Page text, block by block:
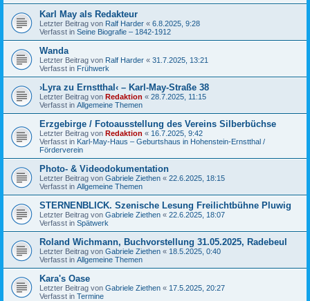
Karl May als Redakteur
Letzter Beitrag von Ralf Harder « 6.8.2025, 9:28
Verfasst in Seine Biografie – 1842-1912
Wanda
Letzter Beitrag von Ralf Harder « 31.7.2025, 13:21
Verfasst in Frühwerk
›Lyra zu Ernstthal‹ – Karl-May-Straße 38
Letzter Beitrag von Redaktion « 28.7.2025, 11:15
Verfasst in Allgemeine Themen
Erzgebirge / Fotoausstellung des Vereins Silberbüchse
Letzter Beitrag von Redaktion « 16.7.2025, 9:42
Verfasst in Karl-May-Haus – Geburtshaus in Hohenstein-Ernstthal /
Förderverein
Photo- & Videodokumentation
Letzter Beitrag von Gabriele Ziethen « 22.6.2025, 18:15
Verfasst in Allgemeine Themen
STERNENBLICK. Szenische Lesung Freilichtbühne Pluwig
Letzter Beitrag von Gabriele Ziethen « 22.6.2025, 18:07
Verfasst in Spätwerk
Roland Wichmann, Buchvorstellung 31.05.2025, Radebeul
Letzter Beitrag von Gabriele Ziethen « 18.5.2025, 0:40
Verfasst in Allgemeine Themen
Kara's Oase
Letzter Beitrag von Gabriele Ziethen « 17.5.2025, 20:27
Verfasst in Termine